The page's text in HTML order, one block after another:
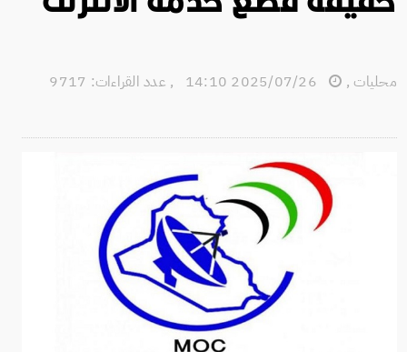
محليات ,
, عدد القراءات: 9717